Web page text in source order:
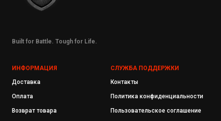
Built for Battle. Tough for Life.
ИНФОРМАЦИЯ
Доставка
Оплата
Возврат товара
СЛУЖБА ПОДДЕРЖКИ
Контакты
Политика конфиденциальности
Пользовательское соглашение